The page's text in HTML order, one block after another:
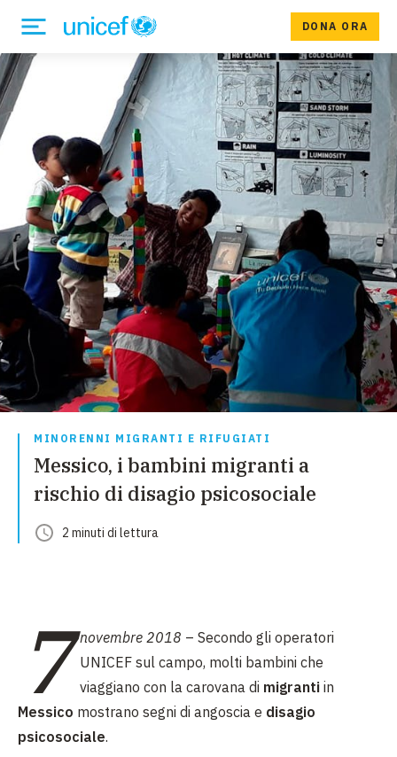
DONA ORA
MINORENNI MIGRANTI E RIFUGIATI
Messico, i bambini migranti a
rischio di disagio psicosociale
2 minuti di lettura
7 novembre 2018 – Secondo gli operatori
UNICEF sul campo, molti bambini che
viaggiano con la carovana di migranti in
Messico mostrano segni di angoscia e disagio
psicosociale.